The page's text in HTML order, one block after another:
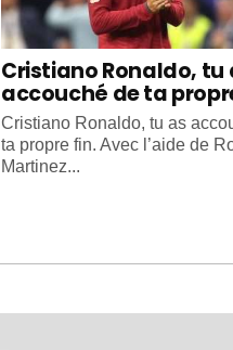
Cristiano Ronaldo, tu
accouché de ta
Cristiano Ronaldo, tu as
ta propre fin. Avec l’aide de
Martinez...